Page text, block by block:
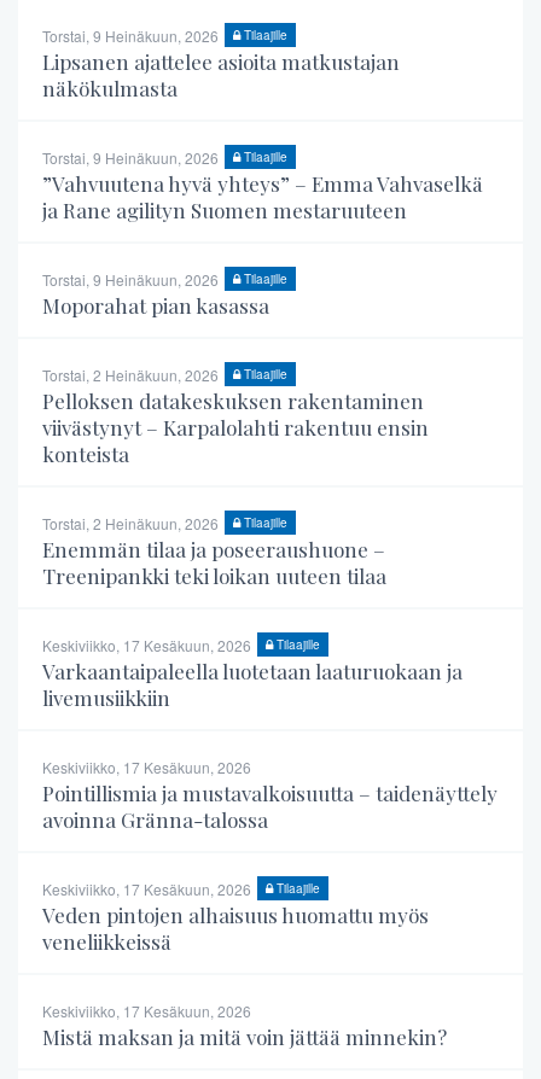
Torstai, 9 Heinäkuun, 2026 Tilaajille
Lipsanen ajattelee asioita matkustajan
näkökulmasta
Torstai, 9 Heinäkuun, 2026 Tilaajille
”Vahvuutena hyvä yhteys” – Emma Vahvaselkä
ja Rane agilityn Suomen mestaruuteen
Torstai, 9 Heinäkuun, 2026 Tilaajille
Moporahat pian kasassa
Torstai, 2 Heinäkuun, 2026 Tilaajille
Pelloksen datakeskuksen rakentaminen
viivästynyt – Karpalolahti rakentuu ensin
konteista
Torstai, 2 Heinäkuun, 2026 Tilaajille
Enemmän tilaa ja poseeraushuone –
Treenipankki teki loikan uuteen tilaa
Keskiviikko, 17 Kesäkuun, 2026 Tilaajille
Varkaantaipaleella luotetaan laaturuokaan ja
livemusiikkiin
Keskiviikko, 17 Kesäkuun, 2026
Pointillismia ja mustavalkoisuutta – taidenäyttely
avoinna Gränna-talossa
Keskiviikko, 17 Kesäkuun, 2026 Tilaajille
Veden pintojen alhaisuus huomattu myös
veneliikkeissä
Keskiviikko, 17 Kesäkuun, 2026
Mistä maksan ja mitä voin jättää minnekin?